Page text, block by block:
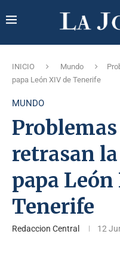
INICIO Mundo
papa León XIV de Tenerife
MUNDO
retrasan
papa León
Tenerife
Redaccion Central 12